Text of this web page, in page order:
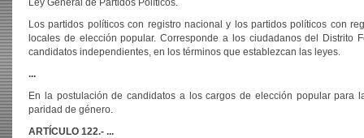
Ley General de Partidos Políticos.
Los partidos políticos con registro nacional y los partidos políticos con
locales de elección popular. Corresponde a los ciudadanos del
candidatos independientes, en los términos que establezcan las leyes.
...
En la postulación de candidatos a los cargos de elección popular para
paridad de género.
ARTÍCULO 122.- ...